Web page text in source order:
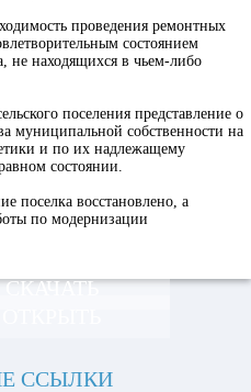
проведения ремонтных
состоянием
не находящихся в чьем-либо
поселения представление о
муниципальной собственности на
и по их надлежащему
состоянии.
поселка восстановлено, а
по модернизации
СКАЧАТЬ
ССЫЛКИ